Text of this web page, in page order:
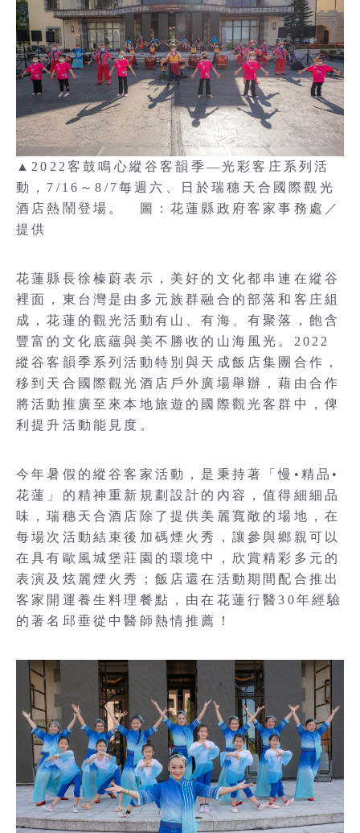
▲2022客鼓鳴心縱谷客韻季—光彩客庄系列活
動，7/16～8/7每週六、日於瑞穗天合國際觀光
酒店熱鬧登場。 圖：花蓮縣政府客家事務處／
提供
花蓮縣長徐榛蔚表示，美好的文化都串連在縱谷
裡面，東台灣是由多元族群融合的部落和客庄組
成，花蓮的觀光活動有山、有海、有聚落，飽含
豐富的文化底蘊與美不勝收的山海風光。2022
縱谷客韻季系列活動特別與天成飯店集團合作，
移到天合國際觀光酒店戶外廣場舉辦，藉由合作
將活動推廣至來本地旅遊的國際觀光客群中，俾
利提升活動能見度。
今年暑假的縱谷客家活動，是秉持著「慢•精品•
花蓮」的精神重新規劃設計的內容，值得細細品
味，瑞穗天合酒店除了提供美麗寬敞的場地，在
每場次活動結束後加碼煙火秀，讓參與鄉親可以
在具有歐風城堡莊園的環境中，欣賞精彩多元的
表演及炫麗煙火秀；飯店還在活動期間配合推出
客家開運養生料理餐點，由在花蓮行醫30年經驗
的著名邱垂從中醫師熱情推薦！